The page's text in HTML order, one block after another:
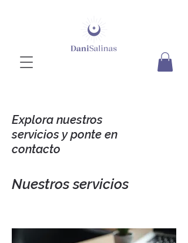
Explora nuestros
servicios y ponte en
contacto
Nuestros servicios